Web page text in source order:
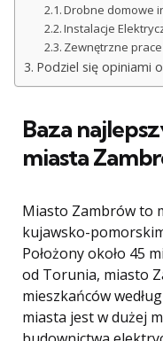
Drobne domowe
Instalacje
Zewnętrzne
Podziel się opiniami
Baza
miasta
Miasto Zambrów to
kujawsko-
Położony około 45
od Torunia, miasto
mieszkańców
miasta jest w dużej